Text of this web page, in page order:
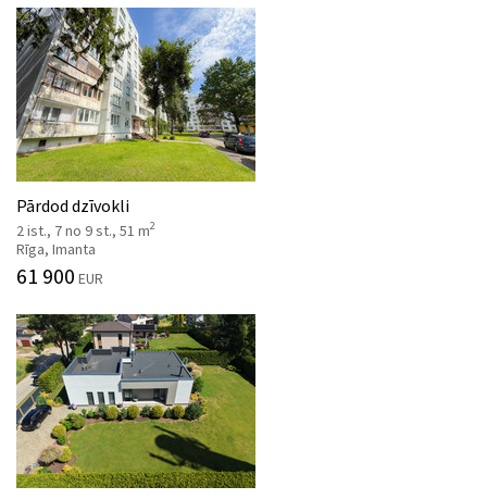
Pārdod dzīvokli
2 ist., 7 no 9 st., 51 m2
Rīga, Imanta
61 900 EUR